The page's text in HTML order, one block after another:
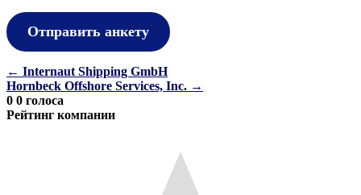
Отправить анкету
Навигация
по
записям
← Internaut Shipping GmbH
Hornbeck Offshore Services, Inc. →
0 0 голоса
Рейтинг компании